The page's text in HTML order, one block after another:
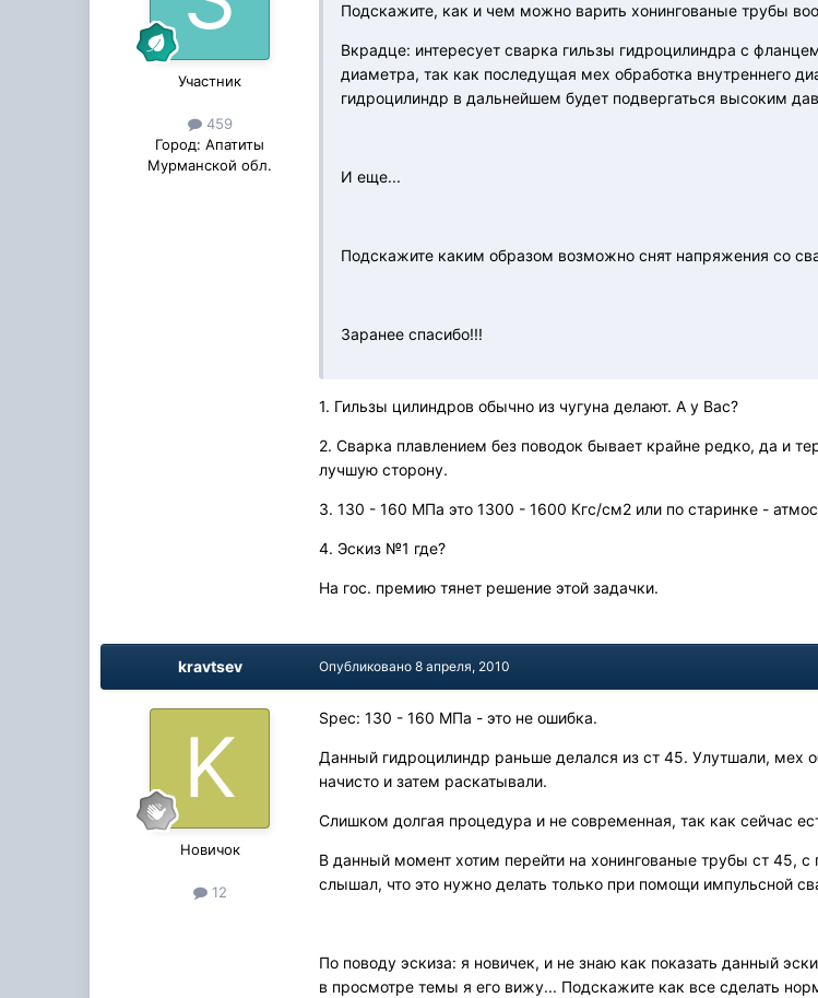
Участник
459
Город: Апатиты
Мурманской обл.
Подскажите, как и чем можно варить хонингованые трубы
Вкрадце: интересует сварка гильзы гидроцилиндра с
диаметра, так как последущая мех обработка внутреннего
гидроцилиндр в дальнейшем будет подвергаться высоким
И еще...
Подскажите каким образом возможно снят напряжения со
Заранее спасибо!!!
1. Гильзы цилиндров обычно из чугуна делают. А у Вас?
2. Сварка плавлением без поводок бывает крайне редко, да и
лучшую сторону.
3. 130 - 160 МПа это 1300 - 1600 Кгс/см2 или по старинке -
4. Эскиз №1 где?
На гос. премию тянет решение этой задачки.
kravtsev
Новичок
12
Опубликовано8 апреля, 2010
Spec: 130 - 160 МПа - это не ошибка.
Данный гидроцилиндр раньше делался из ст 45. Улутшали, мех
начисто и затем раскатывали.
Слишком долгая процедура и не современная, так как сейчас
В данный момент хотим перейти на хонингованые трубы ст 45,
слышал, что это нужно делать только при помощи импульсной
По поводу эскиза: я новичек, и не знаю как показать данный
в просмотре темы я его вижу... Подскажите как все сделать